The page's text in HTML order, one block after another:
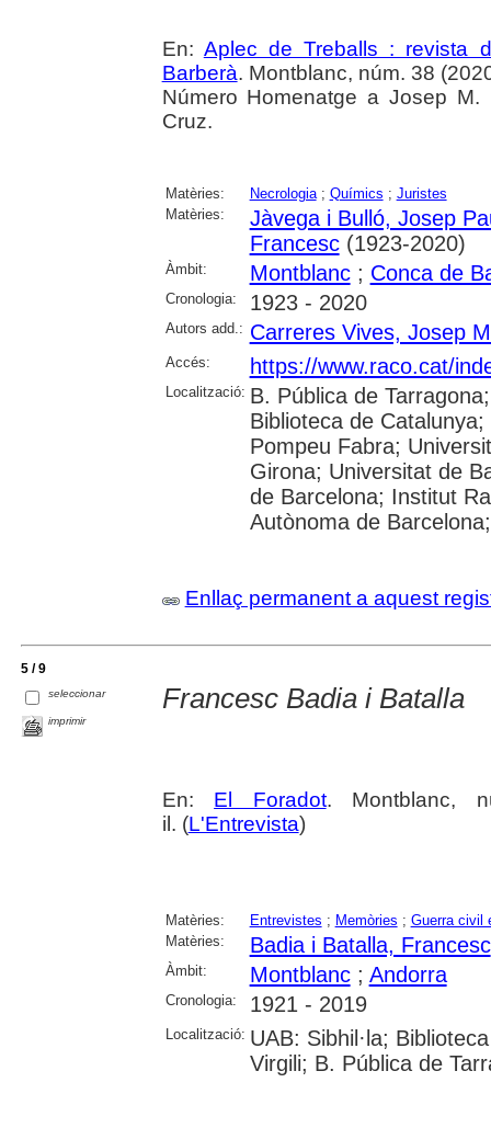
En: Aplec de Treballs : revista
Barberà. Montblanc, núm. 38
Número Homenatge a Josep
Cruz.
Matèries: Necrologia; Químics ; Juristes
Matèries:
Jàvega i Bulló, Josep
Francesc(1923-2020)
Àmbit: Montblanc; Conca de
Cronologia: 1923 - 2020
Autors add.: Carreres Vives, Josep
Accés: https://www.raco.cat/
Localització: B. Pública de
Biblioteca de
Pompeu Fabra;
Girona; Universitat de
de Barcelona; Institut
Autònoma de
Enllaç permanent a aquest
5 / 9
seleccionar
imprimir
Francesc Badia i Batalla
En: El Foradot. Montblanc,
il. (L'Entrevista)
Matèries: Entrevistes ; Memòries ; Guerra civil
Matèries:
Badia i Batalla, Francesc
Àmbit: Montblanc; Andorra
Cronologia: 1921 - 2019
Localització: UAB: Sibhil·la;
Virgili; B. Pública de